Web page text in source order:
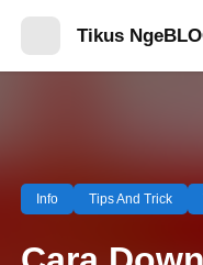
Tikus
Info Tips And Trick